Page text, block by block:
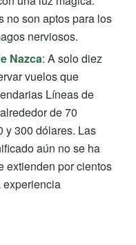
no son aptos para los
nerviosos.
Nazca: A solo diez
vuelos que
Líneas de
de 70
y 300 dólares. Las
aún no se ha
extienden por cientos
experiencia